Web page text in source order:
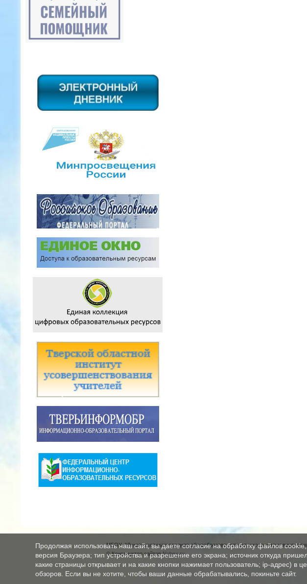
МБОУ "Луковниковская средняя общеобразовательная школа имени вице-
© Конструктор сайтовNubex.ru
Продолжая использовать наш сайт, вы даете согласие на обработку файлов
версия Браузера; тип устройства и разрешение его экрана; источник откуда
какие страницы открывает и на какие кнопки нажимает пользователь; ip-адрес) в
обзоров. Если вы не хотите, чтобы ваши данные обрабатывались, покиньте сайт.